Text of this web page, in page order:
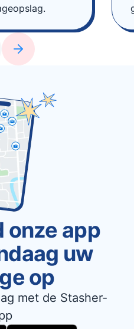
onze app
uw
op
met de Stasher-